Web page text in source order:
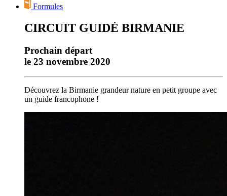
Formules
CIRCUIT GUIDÉ BIRMANIE
Prochain départ
le 23 novembre 2020
Découvrez la Birmanie grandeur nature en petit groupe avec
un guide francophone !